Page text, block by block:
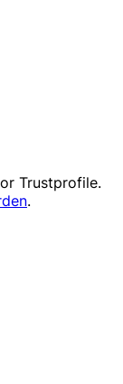
Trustprofile.
.